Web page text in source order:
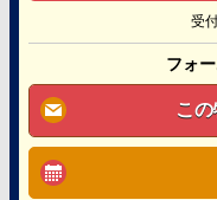
受
フォ
こ